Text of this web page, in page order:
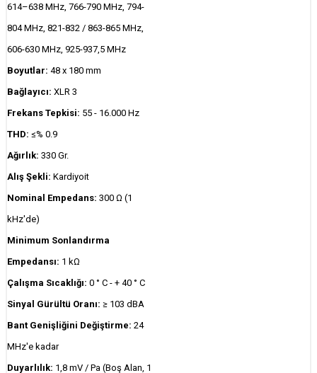
614–638 MHz, 766-790 MHz, 794-
804 MHz, 821-832 / 863-865 MHz,
606-630 MHz, 925-937,5 MHz
Boyutlar: 48 x 180 mm
Bağlayıcı: XLR 3
Frekans Tepkisi: 55 - 16.000 Hz
THD: ≤% 0.9
Ağırlık: 330 Gr.
Alış Şekli: Kardiyoit
Nominal Empedans: 300 Ω (1
kHz'de)
Minimum Sonlandırma
Empedansı: 1 kΩ
Çalışma Sıcaklığı: 0 ° C - + 40 ° C
Sinyal Gürültü Oranı: ≥ 103 dBA
Bant Genişliğini Değiştirme: 24
MHz'e kadar
Duyarlılık: 1,8 mV / Pa (Boş Alan, 1